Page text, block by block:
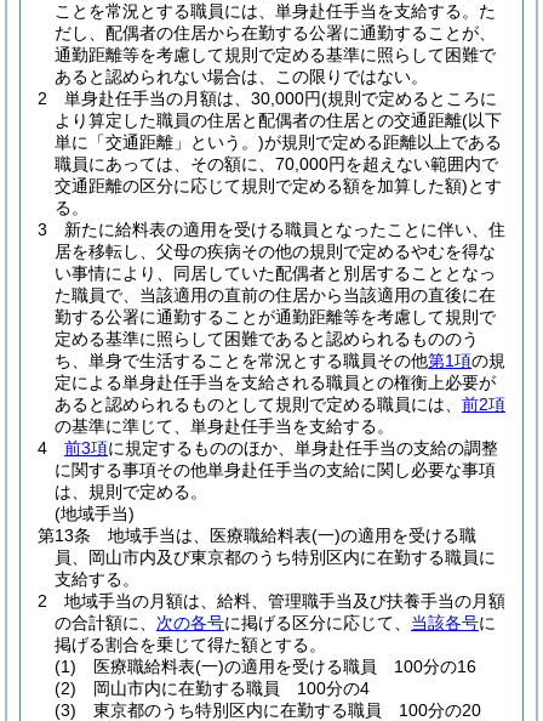
ことを常況とする職員には、単身赴任手当を支給する。 た
だし、配偶者の住居から在勤する公署に通勤することが、
通勤距離等を考慮して規則で定める基準に照らして困難で
あると認められない場合は、この限りではない。
2
単身赴任手当の月額は、30,000円(規則で定めるところに
より算定した職員の住居と配偶者の住居との交通距離(以下
単に「交通距離」という。)が規則で定める距離以上である
職員にあっては、その額に、70,000円を超えない範囲内で
交通距離の区分に応じて規則で定める額を加算した額)とす
る。
3
新たに給料表の適用を受ける職員となったことに伴い、住
居を移転し、父母の疾病その他の規則で定めるやむを得な
い事情により、同居していた配偶者と別居することとなっ
た職員で、当該適用の直前の住居から当該適用の直後に在
勤する公署に通勤することが通勤距離等を考慮して規則で
定める基準に照らして困難であると認められるもののう
ち、単身で生活することを常況とする職員その他第1項の規
定による単身赴任手当を支給される職員との権衡上必要が
あると認められるものとして規則で定める職員には、 前2項
の基準に準じて、単身赴任手当を支給する。
4
前3項に規定するもののほか、単身赴任手当の支給の調整
に関する事項その他単身赴任手当の支給に関し必要な事項
は、規則で定める。
(地域手当)
第13条
地域手当は、医療職給料表(一)の適用を受ける職
員、岡山市内及び東京都のうち特別区内に在勤する職員に
支給する。
2
地域手当の月額は、給料、管理職手当及び扶養手当の月額
の合計額に、 次の各号に掲げる区分に応じて、 当該各号に
掲げる割合を乗じて得た額とする。
(1)
医療職給料表(一)の適用を受ける職員 100分の16
(2)
岡山市内に在勤する職員 100分の4
(3)
東京都のうち特別区内に在勤する職員 100分の20